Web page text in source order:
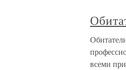
всеми